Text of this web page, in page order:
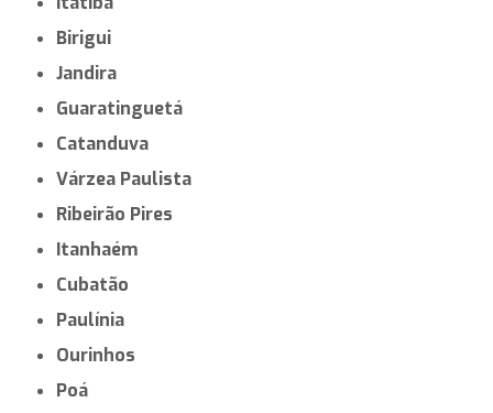
Birigui
Jandira
Guaratinguetá
Catanduva
Várzea Paulista
Ribeirão Pires
Itanhaém
Cubatão
Paulínia
Ourinhos
Poá